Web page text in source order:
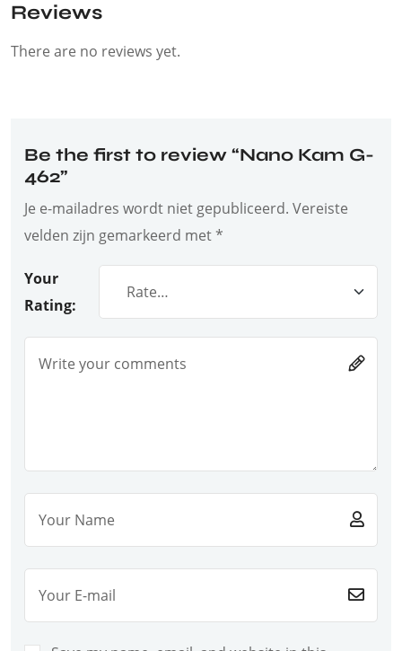
Reviews
There are no reviews yet.
Be the first to review “Nano Kam G-
462”
Je e-mailadres wordt niet gepubliceerd. Vereiste
velden zijn gemarkeerd met*
Your
Rating